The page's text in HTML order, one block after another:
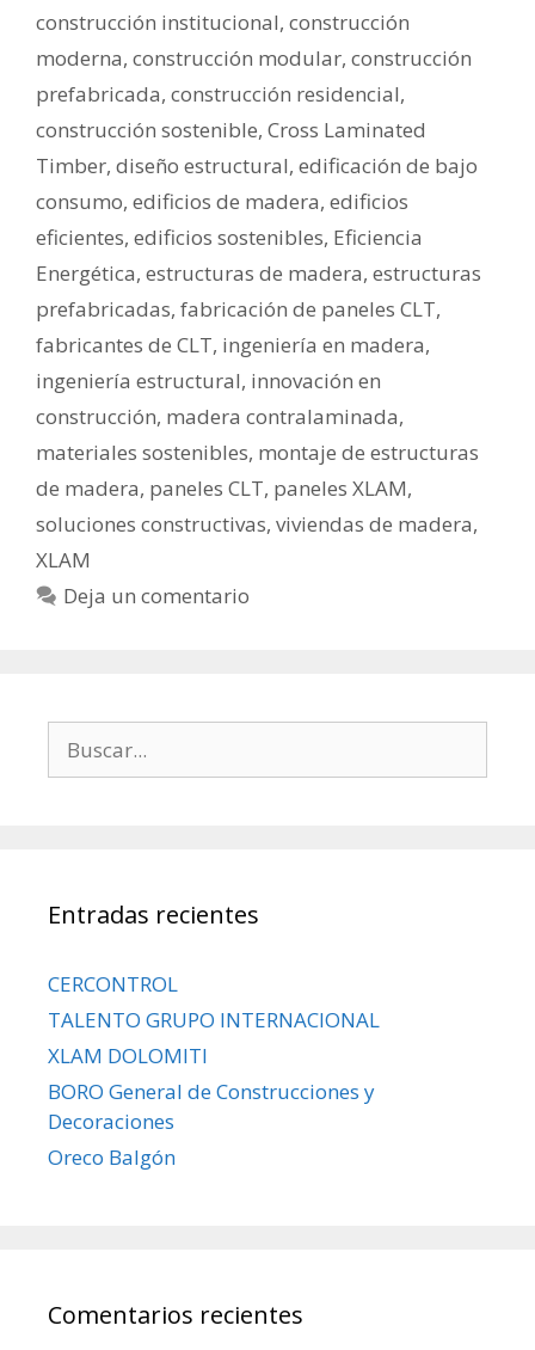
construcción institucional, construcción
moderna, construcción modular, construcción
prefabricada, construcción residencial,
construcción sostenible, Cross Laminated
Timber, diseño estructural, edificación de bajo
consumo, edificios de madera, edificios
eficientes, edificios sostenibles, Eficiencia
Energética, estructuras de madera, estructuras
prefabricadas, fabricación de paneles CLT,
fabricantes de CLT, ingeniería en madera,
ingeniería estructural, innovación en
construcción, madera contralaminada,
materiales sostenibles, montaje de estructuras
de madera, paneles CLT, paneles XLAM,
soluciones constructivas, viviendas de madera,
XLAM
Deja un comentario
Entradas recientes
CERCONTROL
TALENTO GRUPO INTERNACIONAL
XLAM DOLOMITI
BORO General de Construcciones y
Decoraciones
Oreco Balgón
Comentarios recientes